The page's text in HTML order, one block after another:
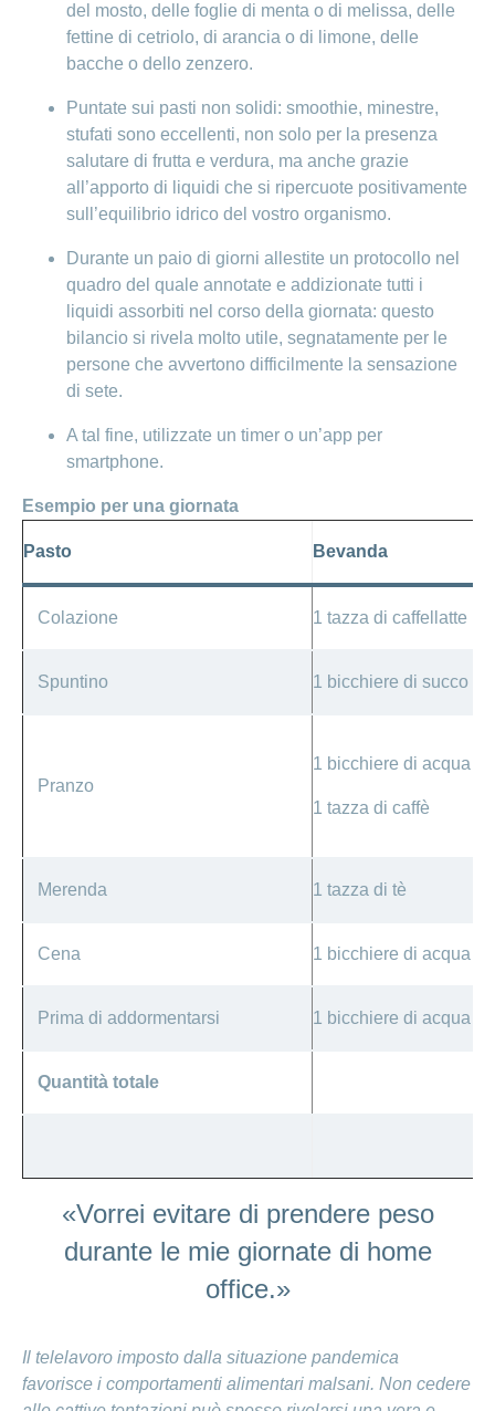
del mosto, delle foglie di menta o di melissa, delle
fettine di cetriolo, di arancia o di limone, delle
bacche o dello zenzero.
Puntate sui pasti non solidi: smoothie, minestre,
stufati sono eccellenti, non solo per la presenza
salutare di frutta e verdura, ma anche grazie
all’apporto di liquidi che si ripercuote positivamente
sull’equilibrio idrico del vostro organismo.
Durante un paio di giorni allestite un protocollo nel
quadro del quale annotate e addizionate tutti i
liquidi assorbiti nel corso della giornata: questo
bilancio si rivela molto utile, segnatamente per le
persone che avvertono difficilmente la sensazione
di sete.
A tal fine, utilizzate un timer o un’app per
smartphone.
Esempio per una giornata
Pasto Bevanda
Colazione 1 tazza di caffellatte
Spuntino 1 bicchiere di succo di
Pranzo
1 bicchiere di acqua
1 tazza di caffè
Merenda 1 tazza di tè
Cena 1 bicchiere di acqua
Prima di addormentarsi 1 bicchiere di acqua
Quantità totale
«Vorrei evitare di prendere peso
durante le mie giornate di home
office.»
Il telelavoro imposto dalla situazione pandemica
favorisce i comportamenti alimentari malsani. Non cedere